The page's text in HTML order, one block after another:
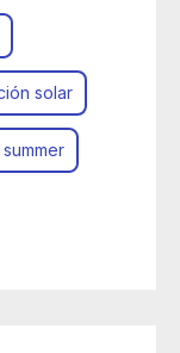
solar
summer